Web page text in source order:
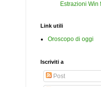
Estrazioni Win
Link utili
Oroscopo di oggi
Iscriviti a
Post